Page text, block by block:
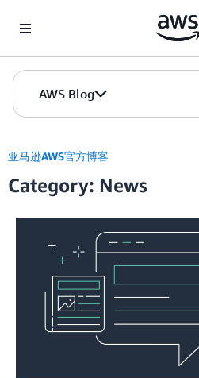
AWS Blog
亚马逊AWS官方博客
Category: News